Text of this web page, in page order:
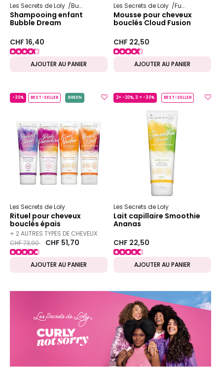
Les Secrets de Loly Bubble
Shampooing enfant
Bubble Dream
CHF 16,40
AJOUTER AU PANIER
Les Secrets de Loly Fusion
Mousse pour cheveux
bouclés Cloud Fusion
CHF 22,50
AJOUTER AU PANIER
-30% BEST-SELLER GREEN
Les Secrets de Loly
Rituel pour cheveux
bouclés épais
+ 2 AUTRES TYPES DE CHEVEUX
DISPONIBLES
Prix ​​réduit de
CHF 73,90to CHF 51,70
AJOUTER AU PANIER
2= -20%, 3 = -30% BEST-SELLER
Les Secrets de Loly
Lait capillaire Smoothie
Ananas
CHF 22,50
AJOUTER AU PANIER